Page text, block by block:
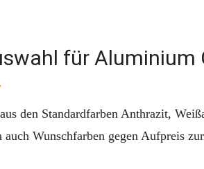
für Aluminium
den Standardfarben Anthrazit,
auch Wunschfarben gegen Aufpreis